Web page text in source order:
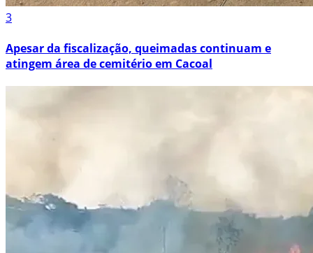
3
Apesar da fiscalização, queimadas continuam e
atingem área de cemitério em Cacoal